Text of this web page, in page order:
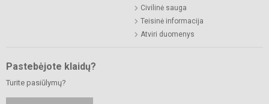
Civilinė sauga
Teisinė informacija
Atviri duomenys
Pastebėjote klaidų?
Turite pasiūlymų?